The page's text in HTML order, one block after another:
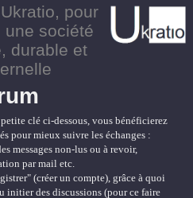
Ukratio, pour
une société
durable et
clé ci-dessous, vous bénéficierez
pour mieux suivre les échanges :
messages non-lus ou à revoir,
par mail etc.
(créer un compte), grâce à quoi
initier des discussions (pour ce faire